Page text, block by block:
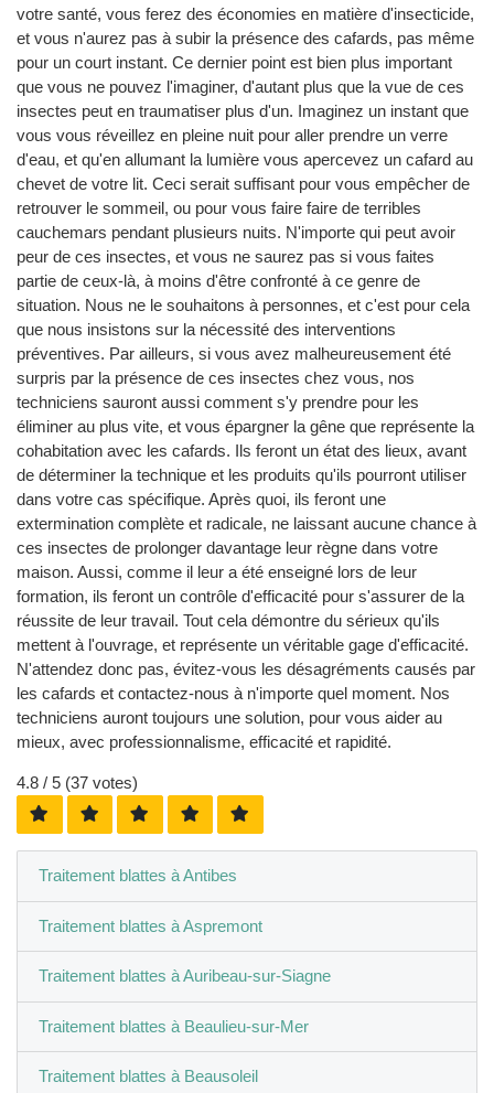
votre santé, vous ferez des économies en matière d'insecticide,
et vous n'aurez pas à subir la présence des cafards, pas même
pour un court instant. Ce dernier point est bien plus important
que vous ne pouvez l'imaginer, d'autant plus que la vue de ces
insectes peut en traumatiser plus d'un. Imaginez un instant que
vous vous réveillez en pleine nuit pour aller prendre un verre
d'eau, et qu'en allumant la lumière vous apercevez un cafard au
chevet de votre lit. Ceci serait suffisant pour vous empêcher de
retrouver le sommeil, ou pour vous faire faire de terribles
cauchemars pendant plusieurs nuits. N'importe qui peut avoir
peur de ces insectes, et vous ne saurez pas si vous faites
partie de ceux-là, à moins d'être confronté à ce genre de
situation. Nous ne le souhaitons à personnes, et c'est pour cela
que nous insistons sur la nécessité des interventions
préventives. Par ailleurs, si vous avez malheureusement été
surpris par la présence de ces insectes chez vous, nos
techniciens sauront aussi comment s'y prendre pour les
éliminer au plus vite, et vous épargner la gêne que représente la
cohabitation avec les cafards. Ils feront un état des lieux, avant
de déterminer la technique et les produits qu'ils pourront utiliser
dans votre cas spécifique. Après quoi, ils feront une
extermination complète et radicale, ne laissant aucune chance à
ces insectes de prolonger davantage leur règne dans votre
maison. Aussi, comme il leur a été enseigné lors de leur
formation, ils feront un contrôle d'efficacité pour s'assurer de la
réussite de leur travail. Tout cela démontre du sérieux qu'ils
mettent à l'ouvrage, et représente un véritable gage d'efficacité.
N'attendez donc pas, évitez-vous les désagréments causés par
les cafards et contactez-nous à n'importe quel moment. Nos
techniciens auront toujours une solution, pour vous aider au
mieux, avec professionnalisme, efficacité et rapidité.
4.8 / 5 (37 votes)
Traitement blattes à Antibes
Traitement blattes à Aspremont
Traitement blattes à Auribeau-sur-Siagne
Traitement blattes à Beaulieu-sur-Mer
Traitement blattes à Beausoleil